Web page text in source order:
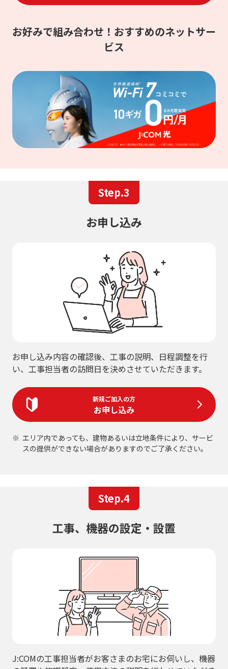
お好みで組み合わせ！おすすめのネットサー
ビス
Step.3
お申し込み
お申し込み内容の確認後、工事の説明、日程調整を行
い、工事担当者の訪問日を決めさせていただきます。
新規ご加入の方
お申し込み
エリア内であっても、建物あるいは立地条件により、サービ
スの提供ができない場合がありますのでご了承ください。
Step.4
工事、機器の設定・設置
J:COMの工事担当者がお客さまのお宅にお伺いし、機器